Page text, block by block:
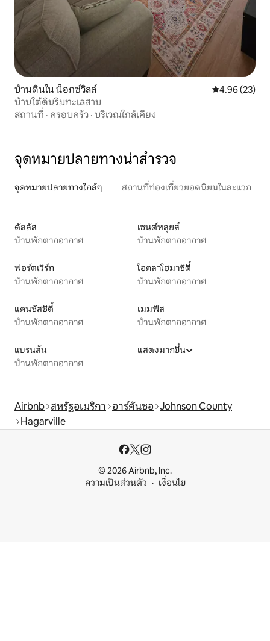
บ้านดินใน น็อกซ์วิลล์ คะแนนเฉลี่ย
4.96 (23)
บ้านใต้ดินริมทะเลสาบ
สถานที่ · ครอบครัว · บริเวณใกล้เคียง
จุดหมายปลายทางน่าสำรวจ
จุดหมายปลายทางใกล้ๆ สถานที่ท่องเที่ยวยอดนิยมในละแวก
ดัลลัส
บ้านพักตากอากาศ
เซนต์หลุยส์
บ้านพักตากอากาศ
ฟอร์ตเวิร์ท
บ้านพักตากอากาศ
โอคลาโฮมาซิตี้
บ้านพักตากอากาศ
แคนซัสซิตี้
บ้านพักตากอากาศ
เมมฟิส
บ้านพักตากอากาศ
แบรนสัน
บ้านพักตากอากาศ
แสดงมากขึ้น
Airbnb สหรัฐอเมริกา อาร์คันซอ Johnson County
Hagarville
© 2026 Airbnb, Inc.
ความเป็นส่วนตัว
เงื่อนไข